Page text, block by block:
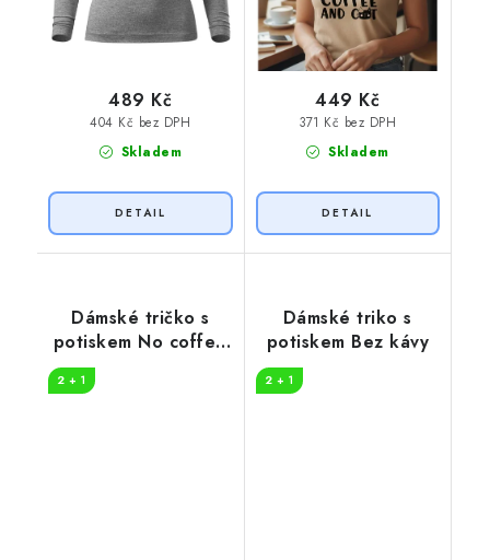
Skladem
404 Kč bez DPH
489 Kč
Skladem
371 Kč bez DPH
449 Kč
Dámské tričko s
potiskem No coffee
no workee
2 + 1
Dámské triko s
potiskem Bez kávy
2 + 1